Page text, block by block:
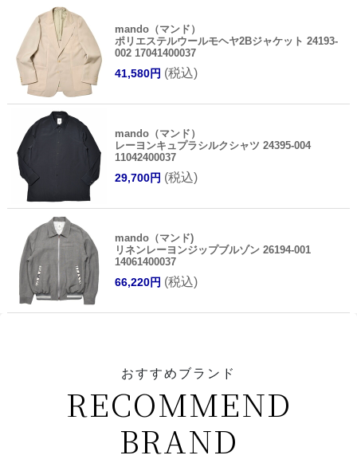
mando（マンド）
ポリエステルウールモヘヤ2Bジャケット 24193-
002 17041400037
41,580円 (税込)
mando（マンド）
レーヨンキュプラシルクシャツ 24395-004
11042400037
29,700円 (税込)
mando（マンド)
リネンレーヨンジップブルゾン 26194-001
14061400037
66,220円 (税込)
おすすめブランド
RECOMMEND
BRAND